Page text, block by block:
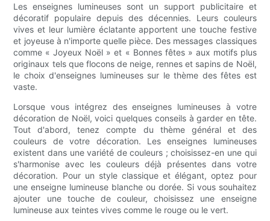
Les enseignes lumineuses sont un support publicitaire et
décoratif populaire depuis des décennies. Leurs couleurs
vives et leur lumière éclatante apportent une touche festive
et joyeuse à n'importe quelle pièce. Des messages classiques
comme « Joyeux Noël » et « Bonnes fêtes » aux motifs plus
originaux tels que flocons de neige, rennes et sapins de Noël,
le choix d'enseignes lumineuses sur le thème des fêtes est
vaste.
Lorsque vous intégrez des enseignes lumineuses à votre
décoration de Noël, voici quelques conseils à garder en tête.
Tout d'abord, tenez compte du thème général et des
couleurs de votre décoration. Les enseignes lumineuses
existent dans une variété de couleurs ; choisissez-en une qui
s'harmonise avec les couleurs déjà présentes dans votre
décoration. Pour un style classique et élégant, optez pour
une enseigne lumineuse blanche ou dorée. Si vous souhaitez
ajouter une touche de couleur, choisissez une enseigne
lumineuse aux teintes vives comme le rouge ou le vert.